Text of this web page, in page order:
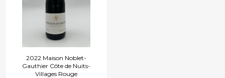
2022 Maison Noblet-
Gauthier Côte de Nuits-
Villages Rouge